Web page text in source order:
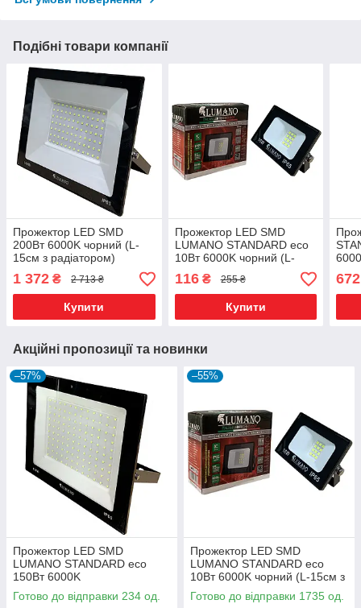
Подібні товари компанії
Прожектор LED SMD
200Вт 6000K чорний (L-
15см з радіатором)
STANDARDeco ТМ
LUMANO
1 372 ₴ 2 713 ₴
Купити
Прожектор LED SMD
LUMANO STANDARD eco
10Вт 6000K чорний (L-
15см з радіатором)
116₴ 255 ₴
Купити
Акційні пропозиції та новинки
–57%
Прожектор LED SMD
LUMANO STANDARD eco
150Вт 6000K
Готово до відправки 234 од.
–55%
Прожектор LED SMD
LUMANO STANDARD eco
10Вт 6000K чорний (L-15см з
радіатором)
Готово до відправки 1735 од.